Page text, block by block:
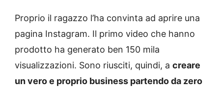
Proprio il ragazzo l’ha convinta ad aprire una
pagina Instagram. Il primo video che hanno
prodotto ha generato ben 150 mila
visualizzazioni. Sono riusciti, quindi, a creare
un vero e proprio business partendo da zero